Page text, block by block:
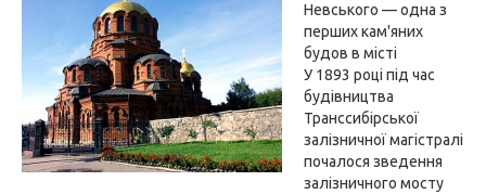
Невського — одна з
перших кам'яних
будов в місті
У 1893 році під час
будівництва
Транссибірської
залізничної магістралі
почалося зведення
залізничного мосту